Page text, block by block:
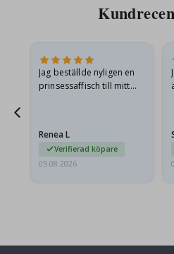
Jag beställde nyligen en
prinsessaffisch till mitt
Renea L
Verifierad köpare
05.08.2026